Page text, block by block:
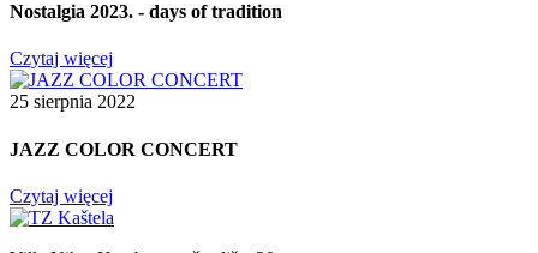
Nostalgia 2023. - days of tradition
Czytaj więcej
25 sierpnia 2022
JAZZ COLOR CONCERT
Czytaj więcej